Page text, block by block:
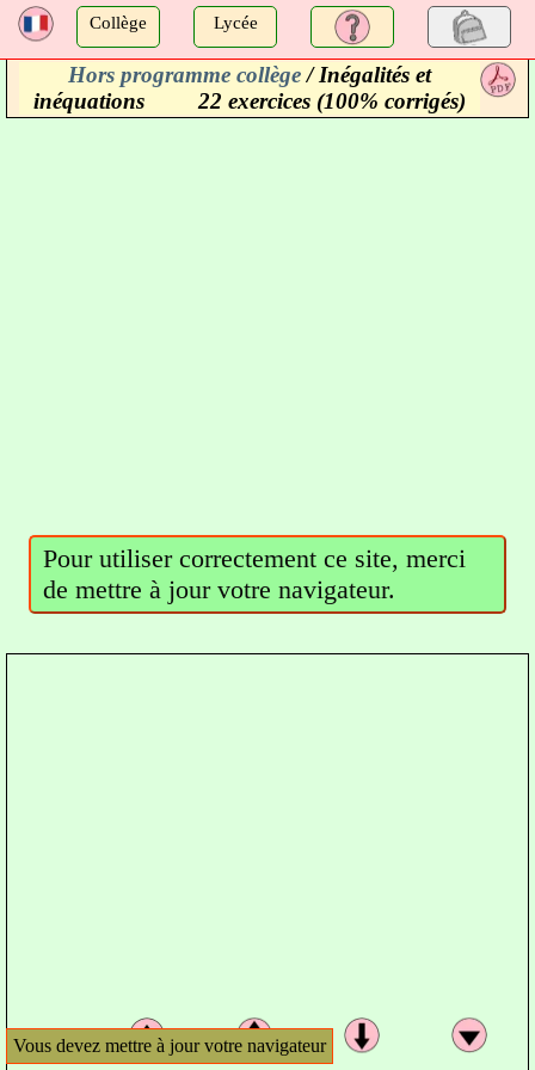
Pour utiliser correctement ce site, merci
de mettre à jour votre navigateur.
a Collège Lycée
Hors programme collège/ Inégalités et
inéquations
22 exercices (100% corrigés)
a
Vous devez mettre à jour votre navigateur